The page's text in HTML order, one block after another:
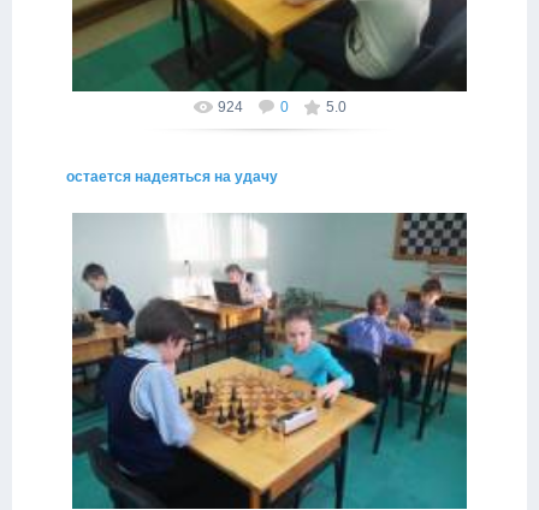
924 0 5.0
остается надеяться на удачу
29.03.2015
иногда результат известен заранее
Провинциал